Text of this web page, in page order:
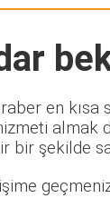
en kısa
almak
bir şekilde